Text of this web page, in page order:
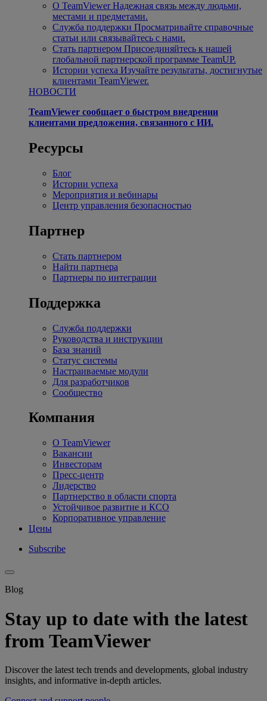
О TeamViewer Надежная связь между людьми,
местами и предметами.
Служба поддержки Просматривайте справочные
статьи или связывайтесь с нами.
Стать партнером Присоединяйтесь к нашей
глобальной партнерской программе TeamUP.
Истории успеха Изучайте результаты, достигнутые
клиентами TeamViewer.
НОВОСТИ
TeamViewer сообщает о быстром внедрении
клиентами предложения, связанного с ИИ.
Ресурсы
Блог
Истории успеха
Мероприятия и вебинары
Центр управления безопасностью
Партнер
Стать партнером
Найти партнера
Партнеры по интеграции
Поддержка
Служба поддержки
Руководства и инструкции
База знаний
Статус системы
Настраиваемые модули
Для разработчиков
Сообщество
Компания
О TeamViewer
Вакансии
Инвесторам
Пресс-центр
Лидерство
Партнерство в области спорта
Устойчивое развитие и КСО
Корпоративное управление
Цены
Subscribe
Blog
Stay up to date with the latest
from TeamViewer
Discover the latest tech trends and developments, global industry
insights, and informative in-depth articles.